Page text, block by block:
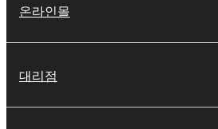
온라인몰
대리점